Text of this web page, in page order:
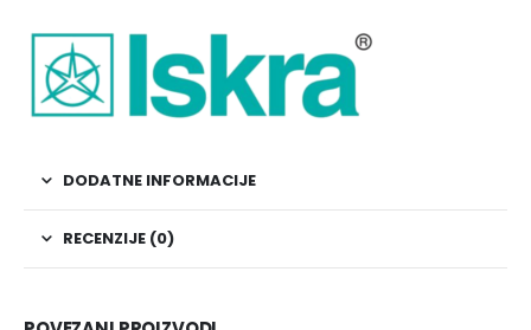
DODATNE INFORMACIJE
RECENZIJE (0)